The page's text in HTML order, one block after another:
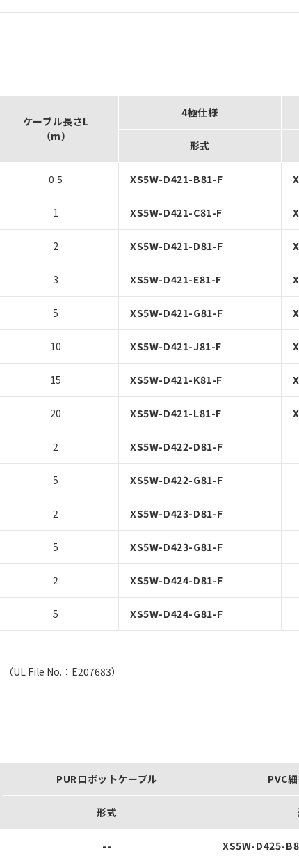
ケーブル長さL
（m）
4極仕様
形式
0.5 XS5W-D421-B81-F
1 XS5W-D421-C81-F
2 XS5W-D421-D81-F
3 XS5W-D421-E81-F
5 XS5W-D421-G81-F
10 XS5W-D421-J81-F
15 XS5W-D421-K81-F
20 XS5W-D421-L81-F
2 XS5W-D422-D81-F
5 XS5W-D422-G81-F
2 XS5W-D423-D81-F
5 XS5W-D423-G81-F
2 XS5W-D424-D81-F
5 XS5W-D424-G81-F
UL File No.：E207683）
PURロボットケーブル PVC
形式
-- XS5W-D425-